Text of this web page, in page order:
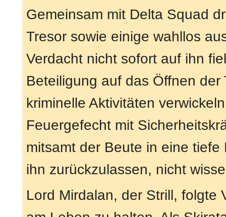
Gemeinsam mit Delta Squad
Tresor sowie einige wahllos
Verdacht nicht sofort auf ihn
Beteiligung auf das Öffnen
kriminelle Aktivitäten
Feuergefecht mit
mitsamt der Beute in eine
ihn zurückzulassen, nicht
Lord Mirdalan, der Strill, folgte